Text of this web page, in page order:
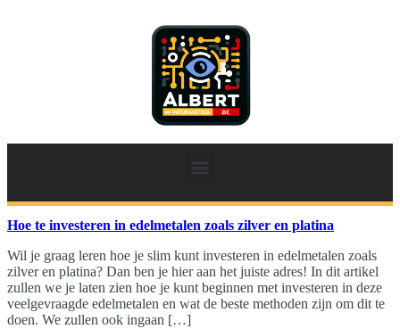
Hoe te investeren in edelmetalen zoals zilver en platina
Wil je graag leren hoe je slim kunt investeren in edelmetalen zoals
zilver en platina? Dan ben je hier aan het juiste adres! In dit artikel
zullen we je laten zien hoe je kunt beginnen met investeren in deze
veelgevraagde edelmetalen en wat de beste methoden zijn om dit te
doen. We zullen ook ingaan […]